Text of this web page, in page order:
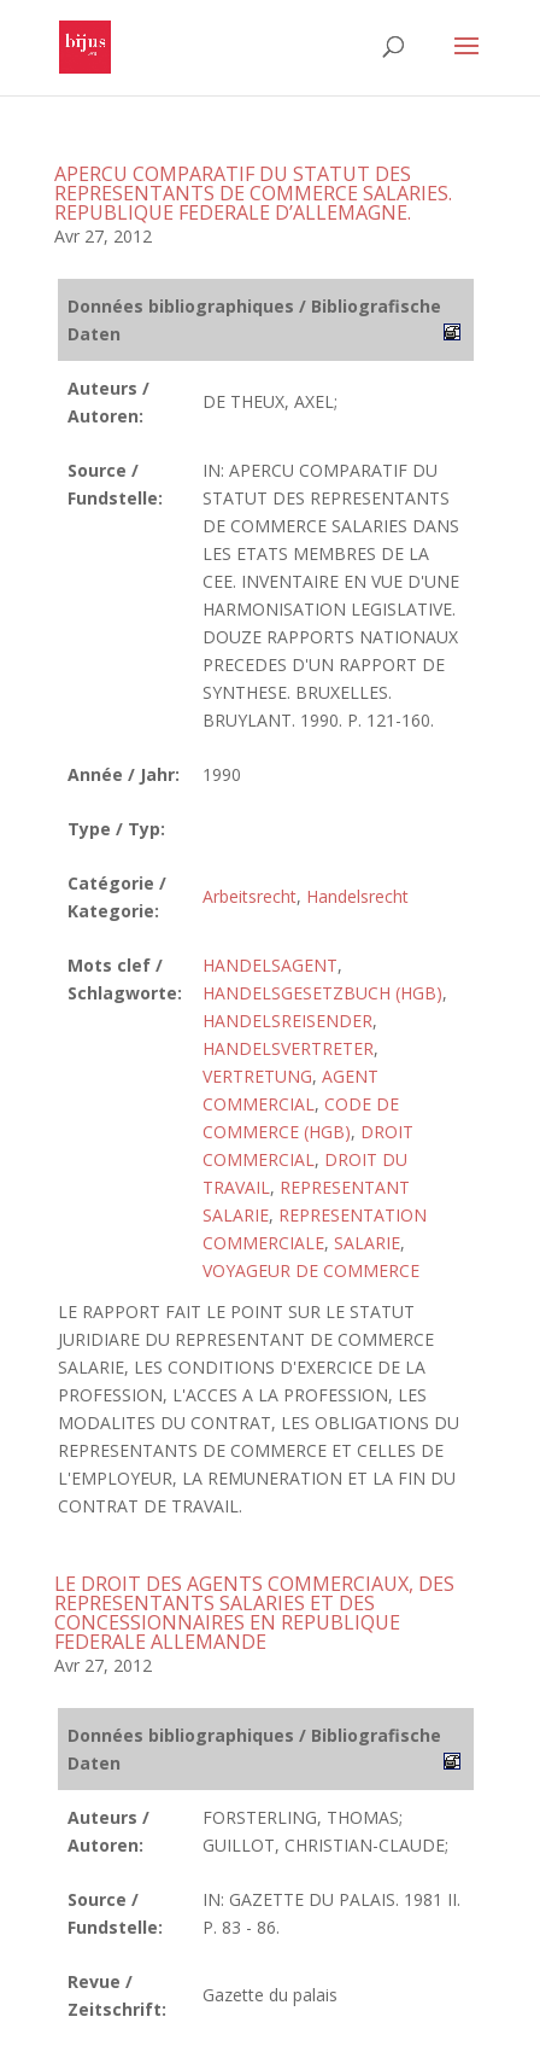
APERCU COMPARATIF DU STATUT DES
REPRESENTANTS DE COMMERCE SALARIES.
REPUBLIQUE FEDERALE D’ALLEMAGNE.
Avr 27, 2012
Données bibliographiques / Bibliografische
Daten
Auteurs /
Autoren:
DE THEUX, AXEL;
Source /
Fundstelle:
IN: APERCU COMPARATIF DU
STATUT DES REPRESENTANTS
DE COMMERCE SALARIES DANS
LES ETATS MEMBRES DE LA
CEE. INVENTAIRE EN VUE D'UNE
HARMONISATION LEGISLATIVE.
DOUZE RAPPORTS NATIONAUX
PRECEDES D'UN RAPPORT DE
SYNTHESE. BRUXELLES.
BRUYLANT. 1990. P. 121-160.
Année / Jahr: 1990
Type / Typ:
Catégorie /
Kategorie:
Arbeitsrecht, Handelsrecht
Mots clef /
Schlagworte:
HANDELSAGENT,
HANDELSGESETZBUCH (HGB),
HANDELSREISENDER,
HANDELSVERTRETER,
VERTRETUNG, AGENT
COMMERCIAL, CODE DE
COMMERCE (HGB), DROIT
COMMERCIAL, DROIT DU
TRAVAIL, REPRESENTANT
SALARIE, REPRESENTATION
COMMERCIALE, SALARIE,
VOYAGEUR DE COMMERCE
LE RAPPORT FAIT LE POINT SUR LE STATUT
JURIDIARE DU REPRESENTANT DE COMMERCE
SALARIE, LES CONDITIONS D'EXERCICE DE LA
PROFESSION, L'ACCES A LA PROFESSION, LES
MODALITES DU CONTRAT, LES OBLIGATIONS DU
REPRESENTANTS DE COMMERCE ET CELLES DE
L'EMPLOYEUR, LA REMUNERATION ET LA FIN DU
CONTRAT DE TRAVAIL.
LE DROIT DES AGENTS COMMERCIAUX, DES
REPRESENTANTS SALARIES ET DES
CONCESSIONNAIRES EN REPUBLIQUE
FEDERALE ALLEMANDE
Avr 27, 2012
Données bibliographiques / Bibliografische
Daten
Auteurs /
Autoren:
FORSTERLING, THOMAS;
GUILLOT, CHRISTIAN-CLAUDE;
Source /
Fundstelle:
IN: GAZETTE DU PALAIS. 1981 II.
P. 83 - 86.
Revue /
Zeitschrift:
Gazette du palais